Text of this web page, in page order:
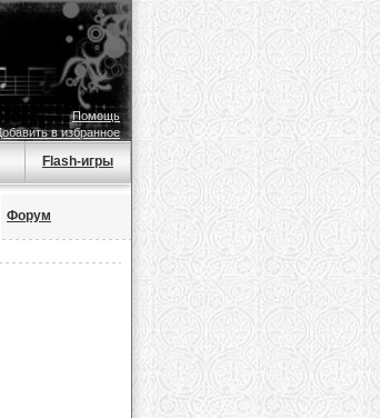
Помощь
в избранное
Flash-игры
Форум